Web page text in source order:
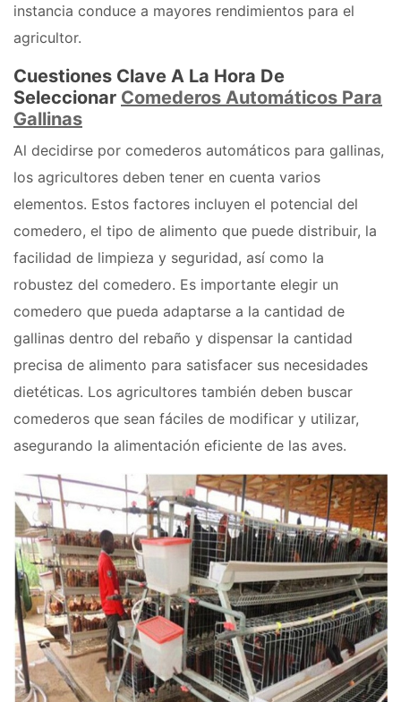
instancia conduce a mayores rendimientos para el
agricultor.
Cuestiones Clave A La Hora De
Seleccionar Comederos Automáticos Para
Gallinas
Al decidirse por comederos automáticos para gallinas,
los agricultores deben tener en cuenta varios
elementos. Estos factores incluyen el potencial del
comedero, el tipo de alimento que puede distribuir, la
facilidad de limpieza y seguridad, así como la
robustez del comedero. Es importante elegir un
comedero que pueda adaptarse a la cantidad de
gallinas dentro del rebaño y dispensar la cantidad
precisa de alimento para satisfacer sus necesidades
dietéticas. Los agricultores también deben buscar
comederos que sean fáciles de modificar y utilizar,
asegurando la alimentación eficiente de las aves.